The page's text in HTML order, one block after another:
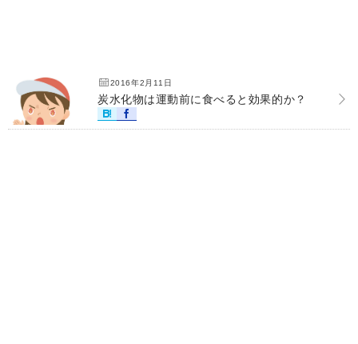
2016年2月11日
炭水化物は運動前に食べると効果的か？